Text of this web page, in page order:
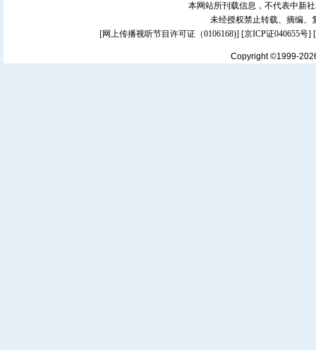
本网站所刊载信息，不代表中新
未经授权禁止转载、摘编、
[网上传播视听节目许可证（0106168)] [京ICP证040655号]
Copyright ©1999-